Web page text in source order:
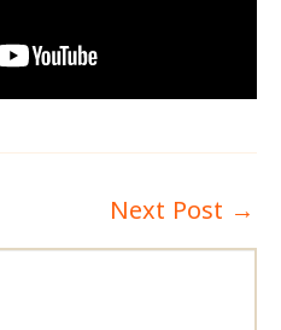
Next Post →